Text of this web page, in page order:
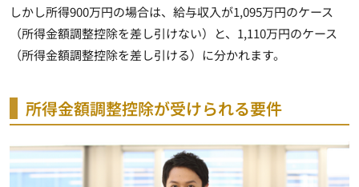
しかし所得900万円の場合は、給与収入が1,095万円のケース
（所得金額調整控除を差し引けない）と、1,110万円のケース
（所得金額調整控除を差し引ける）に分かれます。
所得金額調整控除が受けられる要件